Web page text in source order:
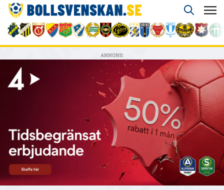
ANNONS: